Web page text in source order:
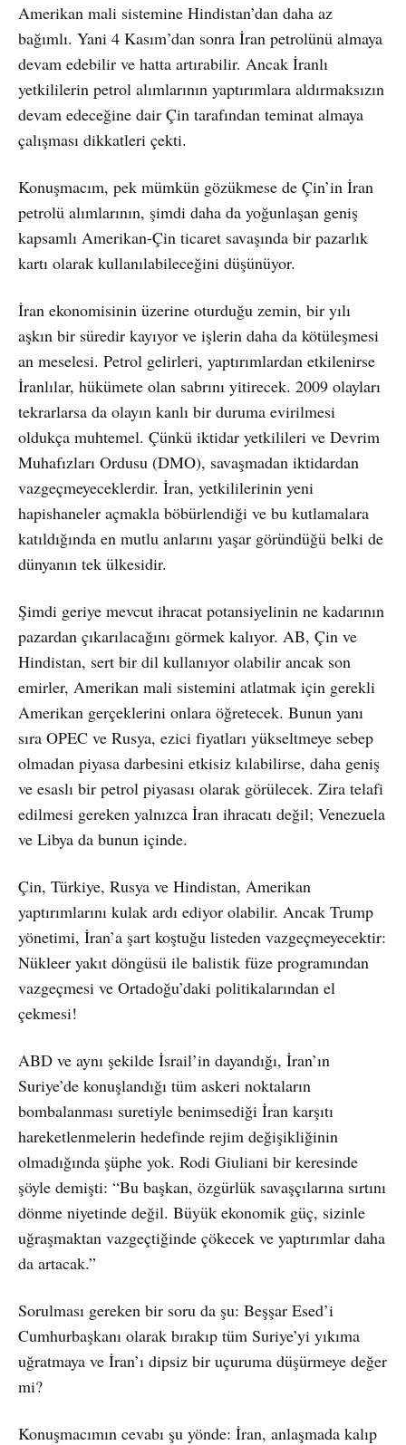
Amerikan mali sistemine Hindistan’dan daha az
bağımlı. Yani 4 Kasım’dan sonra İran petrolünü almaya
devam edebilir ve hatta artırabilir. Ancak İranlı
yetkililerin petrol alımlarının yaptırımlara aldırmaksızın
devam edeceğine dair Çin tarafından teminat almaya
çalışması dikkatleri çekti.
Konuşmacım, pek mümkün gözükmese de Çin’in İran
petrolü alımlarının, şimdi daha da yoğunlaşan geniş
kapsamlı Amerikan-Çin ticaret savaşında bir pazarlık
kartı olarak kullanılabileceğini düşünüyor.
İran ekonomisinin üzerine oturduğu zemin, bir yılı
aşkın bir süredir kayıyor ve işlerin daha da kötüleşmesi
an meselesi. Petrol gelirleri, yaptırımlardan etkilenirse
İranlılar, hükümete olan sabrını yitirecek. 2009 olayları
tekrarlarsa da olayın kanlı bir duruma evirilmesi
oldukça muhtemel. Çünkü iktidar yetkilileri ve Devrim
Muhafızları Ordusu (DMO), savaşmadan iktidardan
vazgeçmeyeceklerdir. İran, yetkililerinin yeni
hapishaneler açmakla böbürlendiği ve bu kutlamalara
katıldığında en mutlu anlarını yaşar göründüğü belki de
dünyanın tek ülkesidir.
Şimdi geriye mevcut ihracat potansiyelinin ne kadarının
pazardan çıkarılacağını görmek kalıyor. AB, Çin ve
Hindistan, sert bir dil kullanıyor olabilir ancak son
emirler, Amerikan mali sistemini atlatmak için gerekli
Amerikan gerçeklerini onlara öğretecek. Bunun yanı
sıra OPEC ve Rusya, ezici fiyatları yükseltmeye sebep
olmadan piyasa darbesini etkisiz kılabilirse, daha geniş
ve esaslı bir petrol piyasası olarak görülecek. Zira telafi
edilmesi gereken yalnızca İran ihracatı değil; Venezuela
ve Libya da bunun içinde.
Çin, Türkiye, Rusya ve Hindistan, Amerikan
yaptırımlarını kulak ardı ediyor olabilir. Ancak Trump
yönetimi, İran’a şart koştuğu listeden vazgeçmeyecektir:
Nükleer yakıt döngüsü ile balistik füze programından
vazgeçmesi ve Ortadoğu’daki politikalarından el
çekmesi!
ABD ve aynı şekilde İsrail’in dayandığı, İran’ın
Suriye’de konuşlandığı tüm askeri noktaların
bombalanması suretiyle benimsediği İran karşıtı
hareketlenmelerin hedefinde rejim değişikliğinin
olmadığında şüphe yok. Rodi Giuliani bir keresinde
şöyle demişti: “Bu başkan, özgürlük savaşçılarına sırtını
dönme niyetinde değil. Büyük ekonomik güç, sizinle
uğraşmaktan vazgeçtiğinde çökecek ve yaptırımlar daha
da artacak.”
Sorulması gereken bir soru da şu: Beşşar Esed’i
Cumhurbaşkanı olarak bırakıp tüm Suriye’yi yıkıma
uğratmaya ve İran’ı dipsiz bir uçuruma düşürmeye değer
mi?
Konuşmacımın cevabı şu yönde: İran, anlaşmada kalıp